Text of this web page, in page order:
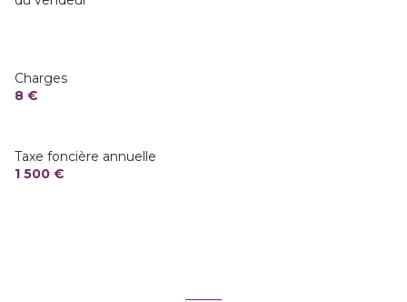
terrasse
Charges
8 €
Taxe foncière annuelle
1 500 €